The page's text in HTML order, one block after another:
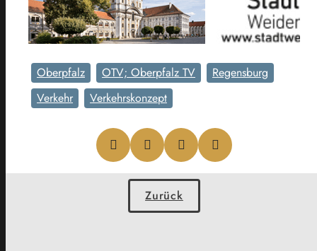
Oberpfalz OTV; Oberpfalz TV
Regensburg
Verkehr
Verkehrskonzept
Zurück